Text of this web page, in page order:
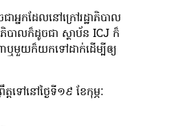
អ្នកដែលនៅក្រៅរដ្ឋាភិបាល
បាលក៏ដូចជា ស្ថាប័ន ICJ ក៏
ឬមួយក៏យកទៅដាក់ដើម្បីឲ្យ
តទៅនៅថ្ងៃទី១៩ ខែកុម្ភៈ